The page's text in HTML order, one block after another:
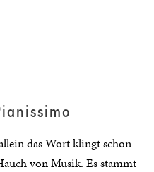
das Wort klingt schon
von Musik. Es stammt